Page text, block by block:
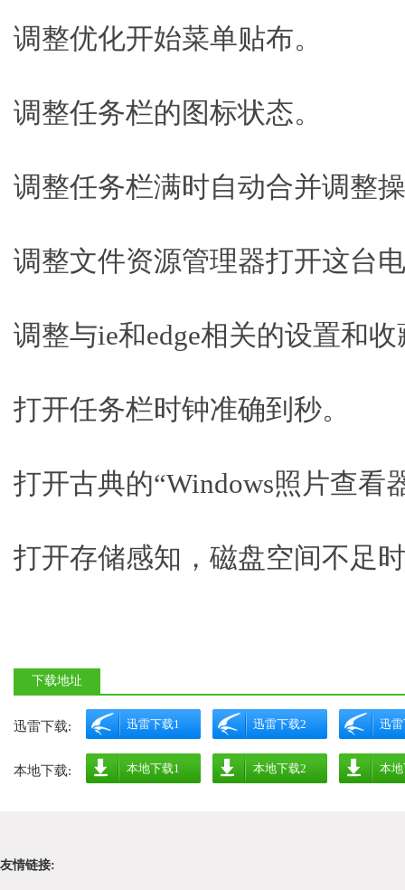
调整优化开始菜单贴布。
调整任务栏的图标状态。
调整任务栏满时自动合并调整
调整文件资源管理器打开这台
调整与ie和edge相关的设置和
打开任务栏时钟准确到秒。
打开古典的“Windows照片查看
打开存储感知，磁盘空间不足
下载地址
迅雷下载: 迅雷下载1 迅雷下载2 迅
本地下载: 本地下载1 本地下载2 本
友情链接: